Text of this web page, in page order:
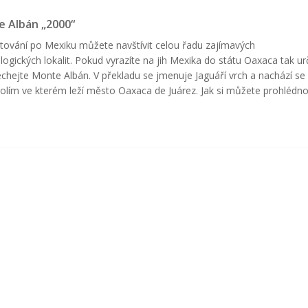
Albán „2000“
po Mexiku můžete navštívit celou řadu zajímavých
lokalit. Pokud vyrazíte na jih Mexika do státu Oaxaca tak
Monte Albán. V překladu se jmenuje Jaguáří vrch a nachází se
ve kterém leží město Oaxaca de Juárez. Jak si můžete